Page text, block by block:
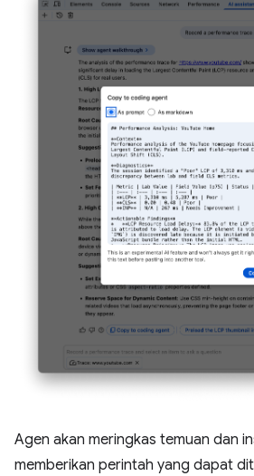
Agen akan meringkas temuan dan
memberikan perintah yang dapat